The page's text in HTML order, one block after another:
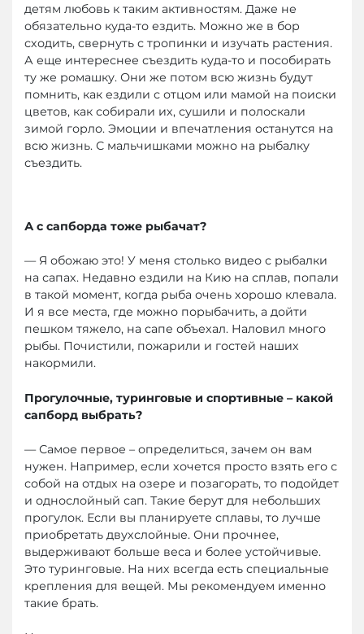
детям любовь к таким активностям. Даже не
обязательно куда-то ездить. Можно же в бор
сходить, свернуть с тропинки и изучать растения.
А еще интереснее съездить куда-то и пособирать
ту же ромашку. Они же потом всю жизнь будут
помнить, как ездили с отцом или мамой на поиски
цветов, как собирали их, сушили и полоскали
зимой горло. Эмоции и впечатления останутся на
всю жизнь. С мальчишками можно на рыбалку
съездить.
А с сапборда тоже рыбачат?
— Я обожаю это! У меня столько видео с рыбалки
на сапах. Недавно ездили на Кию на сплав, попали
в такой момент, когда рыба очень хорошо клевала.
И я все места, где можно порыбачить, а дойти
пешком тяжело, на сапе объехал. Наловил много
рыбы. Почистили, пожарили и гостей наших
накормили.
Прогулочные, туринговые и спортивные – какой
сапборд выбрать?
— Самое первое – определиться, зачем он вам
нужен. Например, если хочется просто взять его с
собой на отдых на озере и позагорать, то подойдет
и однослойный сап. Такие берут для небольших
прогулок. Если вы планируете сплавы, то лучше
приобретать двухслойные. Они прочнее,
выдерживают больше веса и более устойчивые.
Это туринговые. На них всегда есть специальные
крепления для вещей. Мы рекомендуем именно
такие брать.